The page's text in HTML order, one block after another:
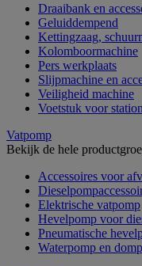
Draaibank en
Geluiddempend
Kettingzaag,
Kolomboormachine
Pers werkplaats
Slijpmachine en
Veiligheid machine
Voetstuk voor
Vatpomp
Bekijk de hele
Accessoires voor
Elektrische vatpomp
Hevelpomp voor
Pneumatische
Waterpomp en